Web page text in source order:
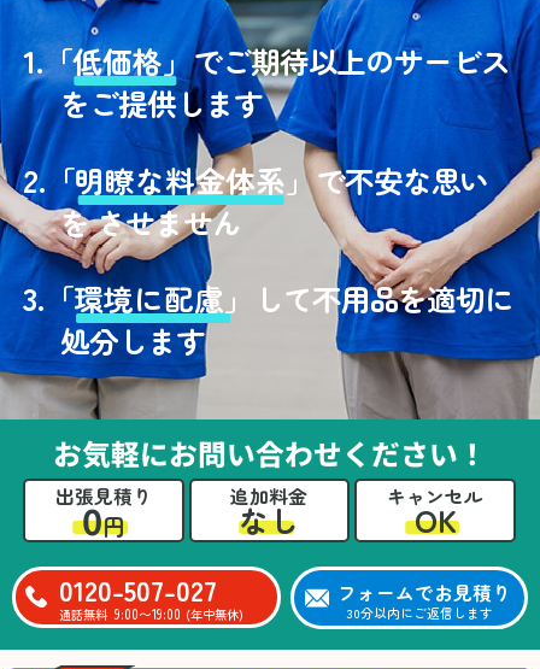
1.「低価格」でご期待以上のサービス
をご提供します
2.「明瞭な料金体系」で不安な思い
を させません
3. 「環境に配慮」
して不用品を適切に
処分します
お気軽にお問い合わせください！
出張見積り
0円
追加料金
なし
キャンセル
OK
0120-507-027
通話無料 9:00〜19:00 (年中無休)
フォームでお見積り
30分以内にご返信します